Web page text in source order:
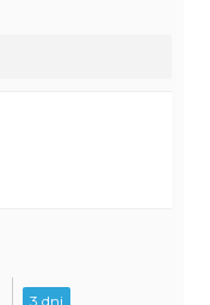
3 dni